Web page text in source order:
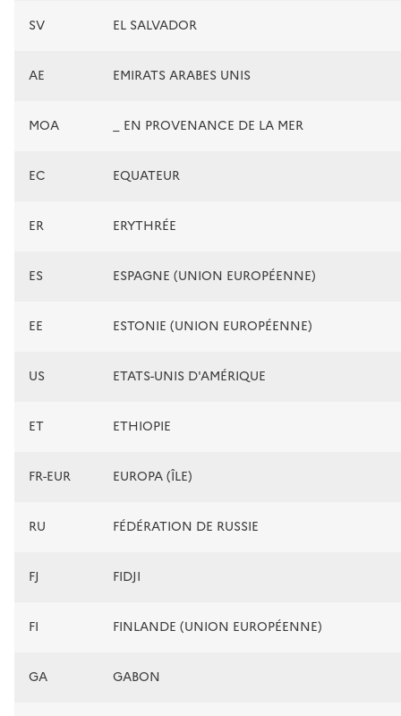
SV EL SALVADOR
AE EMIRATS ARABES UNIS
MOA _ EN PROVENANCE DE LA MER
EC EQUATEUR
ER ERYTHRÉE
ES ESPAGNE (UNION EUROPÉENNE)
EE ESTONIE (UNION EUROPÉENNE)
US ETATS-UNIS D'AMÉRIQUE
ET ETHIOPIE
FR-EUR EUROPA (ÎLE)
RU FÉDÉRATION DE RUSSIE
FJ FIDJI
FI FINLANDE (UNION EUROPÉENNE)
GA GABON